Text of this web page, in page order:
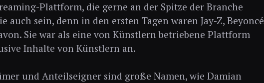
Plattform, die gerne an der Spitze der Branche
auch sein, denn in den ersten Tagen waren Jay-Z, Beyoncé
Sie war als eine von Künstlern betriebene Plattform
Inhalte von Künstlern an.
und Anteilseigner sind große Namen, wie Damian